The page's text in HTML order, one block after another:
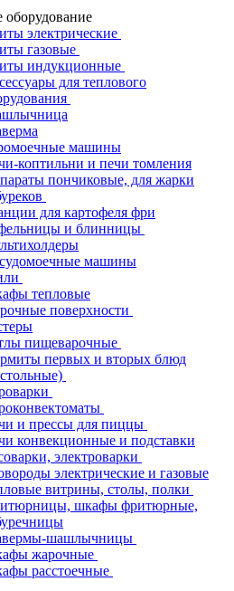
оборудование
электрические
газовые
индукционные
для теплового
машины
коптильни и печи томления
пончиковые, для жарки
для картофеля фри
и блинницы
машины
тепловые
поверхности
пищеварочные
первых и вторых блюд
и прессы для пиццы
конвекционные и подставки
электроварки
электрические и газовые
витрины, столы, полки
шкафы фритюрные,
шашлычницы
жарочные
расстоечные